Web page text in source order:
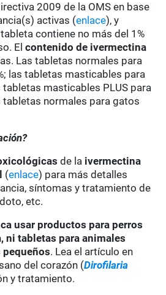
2009 de la OMS en base
activas (enlace), y
contiene no más del 1%
Elcontenido de ivermectina
Las tabletas normales para
las tabletas masticables para
masticables PLUS para
tabletas normales para gatos
de la ivermectina
(enlace) para más detalles
síntomas y tratamiento de
etc.
usar productos para perros
ni tabletas para animales
pequeños. Lea el artículo en
del corazón (Dirofilaria
y tratamiento.